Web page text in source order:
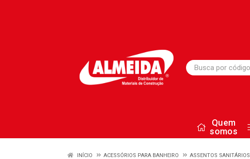
Quem
somos
INÍCIO ACESSÓRIOS PARA BANHEIRO ASSENTOS SANITÁRIOS